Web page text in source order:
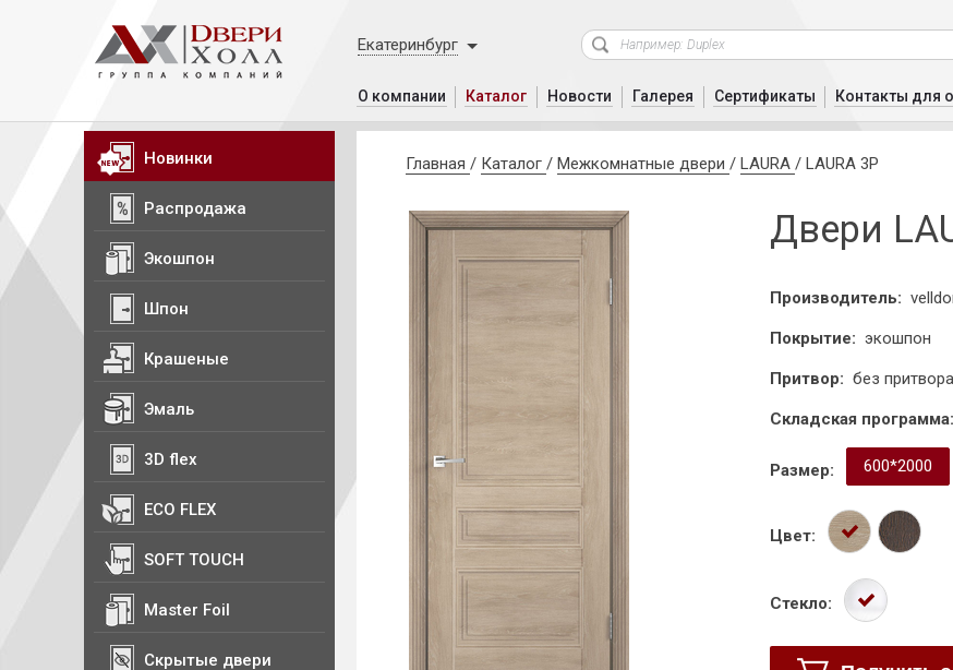
Екатеринбург
О компании Каталог Новости Галерея Сертификаты Контакты для
Новинки
Распродажа
Экошпон
Шпон
Крашеные
Эмаль
3D flex
ECO FLEX
SOFT TOUCH
Master Foil
Скрытые двери
Главная / Каталог / Межкомнатные двери / LAURA / LAURA 3P
Двери
Производитель:
Покрытие: экошпон
Притвор: без притвора
Складская программа:
Размер: 600*2000
Цвет:
Стекло: